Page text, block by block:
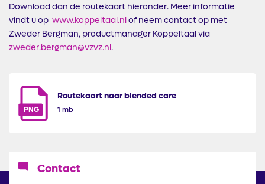
Download dan de routekaart hieronder. Meer informatie
vindt u op www.koppeltaal.nlof neem contact op met
Zweder Bergman, productmanager Koppeltaal via
zweder.bergman@vzvz.nl.
PNG
Routekaart naar blended care
1 mb
IcoonContact